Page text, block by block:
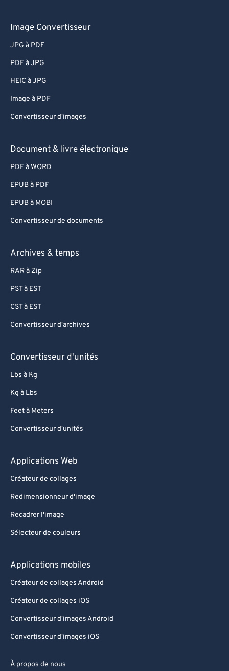
Image Convertisseur
JPG à PDF
PDF à JPG
HEIC à JPG
Image à PDF
Convertisseur d'images
Document & livre électronique
PDF à WORD
EPUB à PDF
EPUB à MOBI
Convertisseur de documents
Archives & temps
RAR à Zip
PST à EST
CST à EST
Convertisseur d'archives
Convertisseur d'unités
Lbs à Kg
Kg à Lbs
Feet à Meters
Convertisseur d'unités
Applications Web
Créateur de collages
Redimensionneur d'image
Recadrer l'image
Sélecteur de couleurs
Applications mobiles
Créateur de collages Android
Créateur de collages iOS
Convertisseur d'images Android
Convertisseur d'images iOS
À propos de nous